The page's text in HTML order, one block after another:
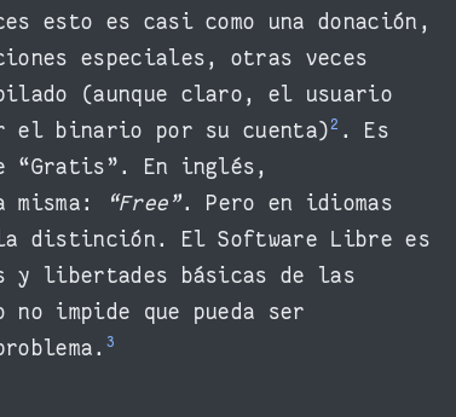
esto es casi como una donación,
especiales, otras veces
(aunque claro, el usuario
el binario por su cuenta)2 . Es
“Gratis”. En inglés,
misma:
“Free”. Pero en idiomas
distinción. El Software Libre es
y libertades básicas de las
impide que pueda ser
3